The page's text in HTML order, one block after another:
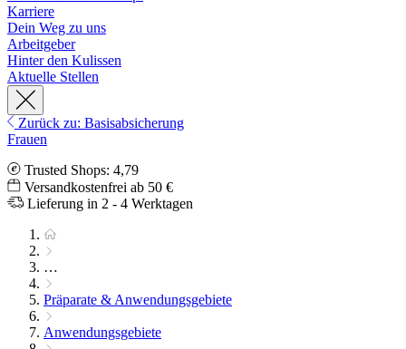
Karriere
Dein Weg zu uns
Arbeitgeber
Hinter den Kulissen
Aktuelle Stellen
Zurück zu: Basisabsicherung
Frauen
Trusted Shops: 4,79
Versandkostenfrei ab 50 €
Lieferung in 2 - 4 Werktagen
…
Präparate & Anwendungsgebiete
Anwendungsgebiete